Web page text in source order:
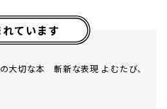
ています
大切な本 斬新な表現 よむたび、